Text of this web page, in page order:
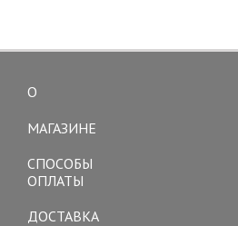
О
МАГАЗИНЕ
СПОСОБЫ
ОПЛАТЫ
ДОСТАВКА